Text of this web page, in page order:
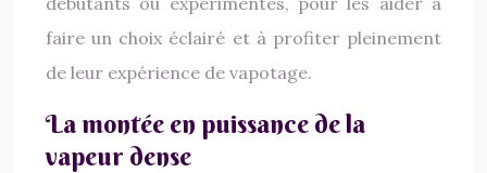
faire un choix éclairé et à profiter pleinement
de leur expérience de vapotage.
La montée en puissance de la
vapeur dense